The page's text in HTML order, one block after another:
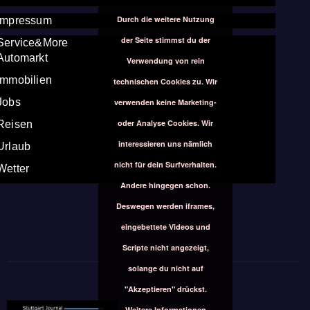
Durch die weitere Nutzung
der Seite stimmst du der
Verwendung von rein
technischen Cookies zu. Wir
verwenden keine Marketing-
oder Analyse Cookies. Wir
interessieren uns nämlich
nicht für dein Surfverhalten.
Andere hingegen schon.
Deswegen werden iframes,
eingebettete Videos und
Scripte nicht angezeigt,
solange du nicht auf
"Akzeptieren" drückst.